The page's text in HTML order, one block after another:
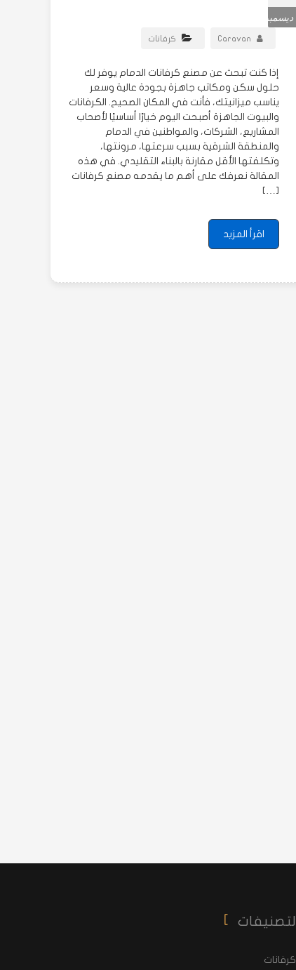
ديسمبر
Caravan كرفانات
إذا كنت تبحث عن مصنع كرفانات الدمام يوفر لك
حلول سكن ومكاتب جاهزة بجودة عالية وسعر
يناسب ميزانيتك، فأنت في المكان الصحيح. الكرفانات
والبيوت الجاهزة أصبحت اليوم خيارًا أساسيًا لأصحاب
المشاريع، الشركات، والمواطنين في الدمام
والمنطقة الشرقية بسبب سرعتها، مرونتها،
وتكلفتها الأقل مقارنة بالبناء التقليدي. في هذه
المقالة نعرفك على أهم ما يقدمه مصنع كرفانات
[…]
اقرأ المزيد
التصنيفات
كرفانات